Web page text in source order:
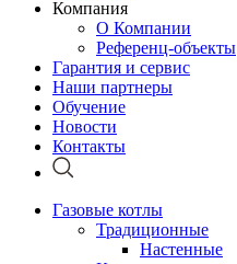
Компания
О Компании
Референц-объекты
Гарантия и сервис
Наши партнеры
Обучение
Новости
Контакты
Газовые котлы
Традиционные
Настенные